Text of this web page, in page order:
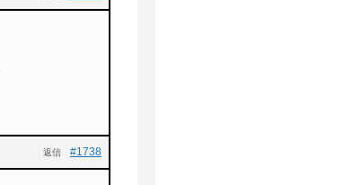
#1738
返信